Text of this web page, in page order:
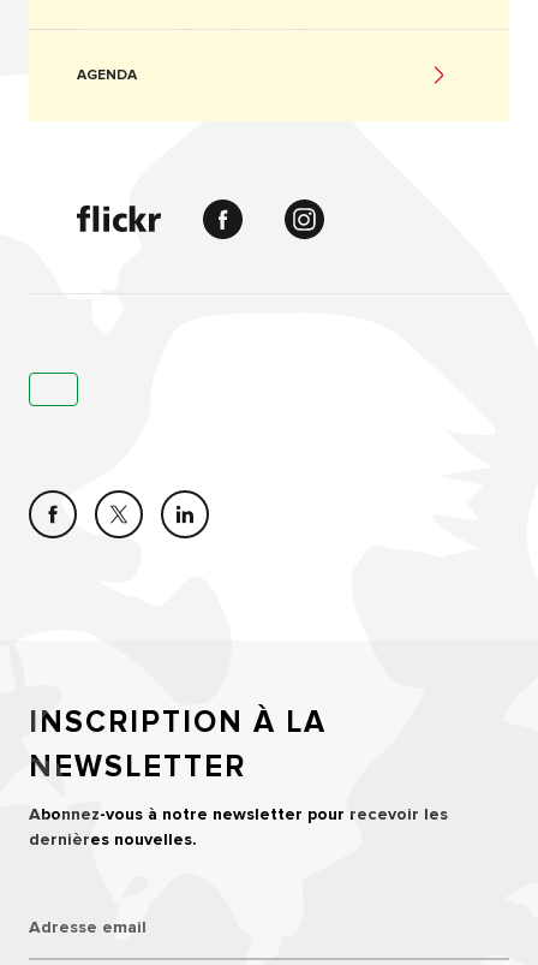
AGENDA
INSCRIPTION À LA
NEWSLETTER
Abonnez-vous à notre newsletter pour recevoir les
dernières nouvelles.
Adresse email